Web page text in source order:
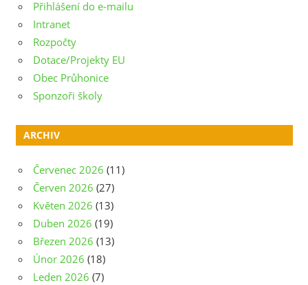
Přihlášení do e-mailu
Intranet
Rozpočty
Dotace/Projekty EU
Obec Průhonice
Sponzoři školy
ARCHIV
Červenec 2026 (11)
Červen 2026 (27)
Květen 2026 (13)
Duben 2026 (19)
Březen 2026 (13)
Únor 2026 (18)
Leden 2026 (7)